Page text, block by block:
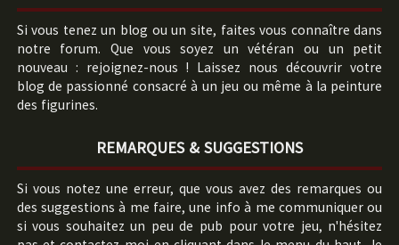
Si vous tenez un blog ou un site, faites vous connaître dans
notre forum. Que vous soyez un vétéran ou un petit
nouveau : rejoignez-nous ! Laissez nous découvrir votre
blog de passionné consacré à un jeu ou même à la peinture
des figurines.
REMARQUES & SUGGESTIONS
Si vous notez une erreur, que vous avez des remarques ou
des suggestions à me faire, une info à me communiquer ou
si vous souhaitez un peu de pub pour votre jeu, n'hésitez